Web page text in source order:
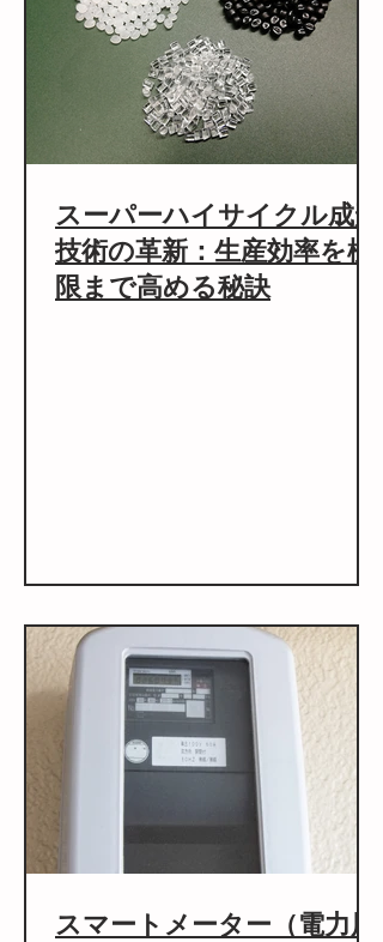
スーパーハイサイクル成形
技術の革新：生産効率を極
限まで高める秘訣
スマートメーター（電力用